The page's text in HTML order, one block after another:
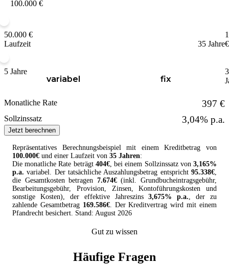
50.000 €
€
Laufzeit 35 Jahre
5 Jahre
variabel fix
Monatliche Rate 397 €
Sollzinssatz 3,04% p.a.
Jetzt berechnen
Repräsentatives Berechnungsbeispiel mit einem Kreditbetrag von
100.000€ und einer Laufzeit von 35 Jahren:
Die monatliche Rate beträgt 404€, bei einem Sollzinssatz von 3,165%
p.a. variabel . Der tatsächliche Auszahlungsbetrag entspricht95.338€
die Gesamtkosten betragen 7.674€(inkl. Grundbucheintragsgebühr,
Bearbeitungsgebühr, Provision, Zinsen, Kontoführungskosten und
sonstige Kosten), der effektive Jahreszins3,675% p.a. , der zu
zahlende Gesamtbetrag 169.586€. Der Kreditvertrag wird mit einem
Pfandrecht besichert. Stand: August 2026
Gut zu wissen
Häufige Fragen